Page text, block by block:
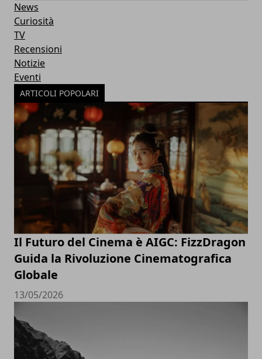
News
Curiosità
TV
Recensioni
Notizie
Eventi
ARTICOLI POPOLARI
Il Futuro del Cinema è AIGC: FizzDragon
Guida la Rivoluzione Cinematografica
Globale
13/05/2026